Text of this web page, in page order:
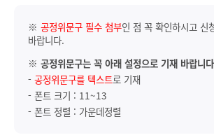
※ 공정위문구 필수 첨부인 점 꼭 확인하시고 신
바랍니다.
※ 공정위문구는 꼭 아래 설정으로 기재 바랍니
- 공정위문구를 텍스트로 기재
- 폰트 크기 : 11~13
- 폰트 정렬 : 가운데정렬